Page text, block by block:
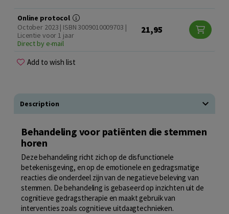
Online protocol
October 2023 | ISBN 3009010009703 |
Licentie voor 1 jaar
Direct by e-mail
21,95
Add to wish list
Description
Behandeling voor patiënten die stemmen
horen
Deze behandeling richt zich op de disfunctionele
betekenisgeving, en op de emotionele en gedragsmatige
reacties die onderdeel zijn van de negatieve beleving van
stemmen. De behandeling is gebaseerd op inzichten uit de
cognitieve gedragstherapie en maakt gebruik van
interventies zoals cognitieve uitdaagtechnieken.